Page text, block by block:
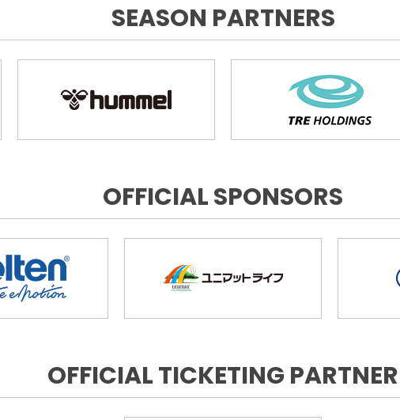
SEASON PARTNERS
OFFICIAL SPONSORS
OFFICIAL TICKETING PARTNER